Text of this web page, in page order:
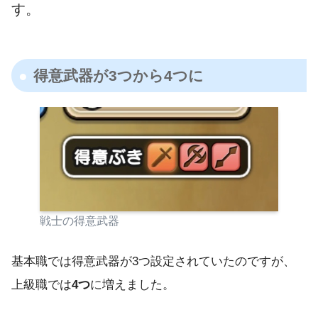
す。
得意武器が3つから4つに
戦士の得意武器
基本職では得意武器が3つ設定されていたのですが、
上級職では4つに増えました。